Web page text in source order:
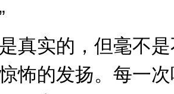
真实的，但毫不
怖的发扬。每一